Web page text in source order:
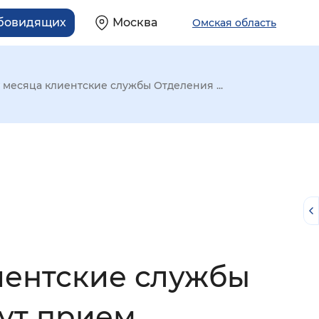
Москва Омская область
клиентские службы Отделения ...
службы